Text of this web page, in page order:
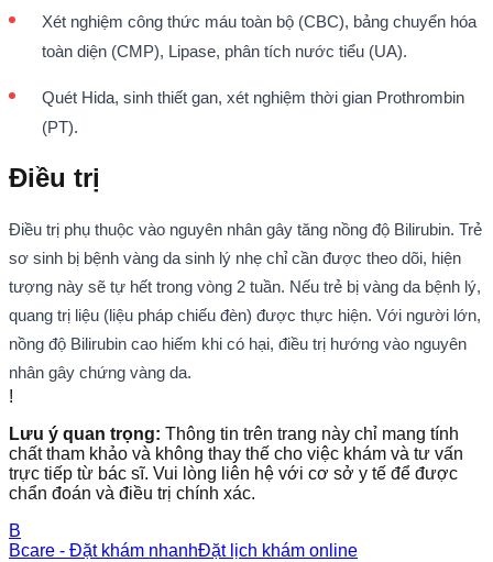
Xét nghiệm công thức máu toàn bộ (CBC), bảng chuyển hóa
toàn diện (CMP), Lipase, phân tích nước tiểu (UA).
Quét Hida, sinh thiết gan, xét nghiệm thời gian Prothrombin
(PT).
Điều trị
Điều trị phụ thuộc vào nguyên nhân gây tăng nồng độ Bilirubin. Trẻ
sơ sinh bị bệnh vàng da sinh lý nhẹ chỉ cần được theo dõi, hiện
tượng này sẽ tự hết trong vòng 2 tuần. Nếu trẻ bị vàng da bệnh lý,
quang trị liệu (liệu pháp chiếu đèn) được thực hiện. Với người lớn,
nồng độ Bilirubin cao hiếm khi có hại, điều trị hướng vào nguyên
nhân gây chứng vàng da.
!
Lưu ý quan trọng: Thông tin trên trang này chỉ mang tính
chất tham khảo và không thay thế cho việc khám và tư vấn
trực tiếp từ bác sĩ. Vui lòng liên hệ với cơ sở y tế để được
chẩn đoán và điều trị chính xác.
B
Bcare - Đặt khám nhanhĐặt lịch khám online